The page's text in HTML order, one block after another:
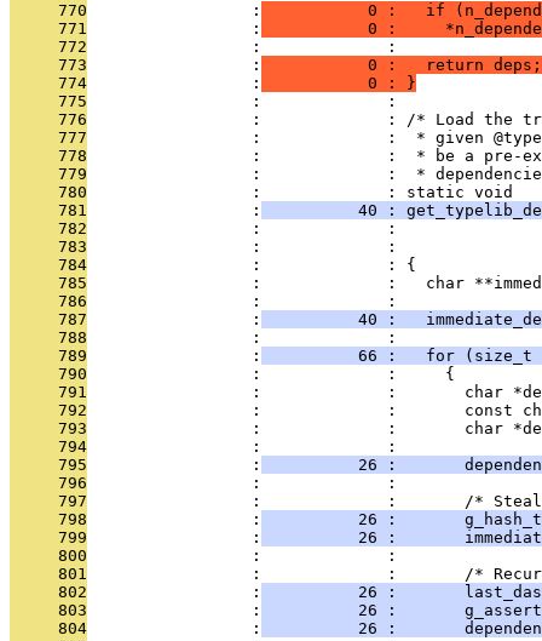
     770
                 :
0 :   if
     771
                 :
0 :
     772
                 :             :
     773
                 :
           0 :   return deps;
     774
                 :
           0 : }
     775
                 :             :
     776
:             : /* Load the
     777
:             :  * given
     778
:             :  * be a pre-
     779
:             :  *
     780
                 :             : static void
     781
                 :
40 :
     782
:             :
     783
:             :
     784
                 :             : {
     785
:             :   char
     786
                 :             :
     787
                 :
40 :
     788
                 :             :
     789
                 :
66 :   for (size_t
     790
                 :             :     {
     791
:             :       char
     792
:             :       const
     793
:             :       char
     794
                 :             :
     795
                 :
26 :
     796
                 :             :
     797
:             :       /*
     798
                 :
26 :
     799
                 :
26 :
     800
                 :             :
     801
:             :       /*
     802
                 :
26 :
     803
                 :
26 :
     804
                 :
26 :